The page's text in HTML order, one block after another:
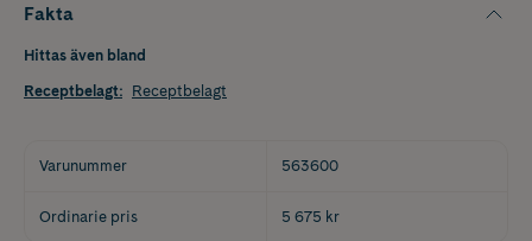
Fakta
Hittas även bland
Receptbelagt: Receptbelagt
Varunummer 563600
Ordinarie pris 5 675 kr